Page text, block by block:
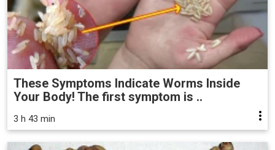
These Symptoms Indicate Worms Inside
Your Body! The first symptom is ..
3 h 43 min